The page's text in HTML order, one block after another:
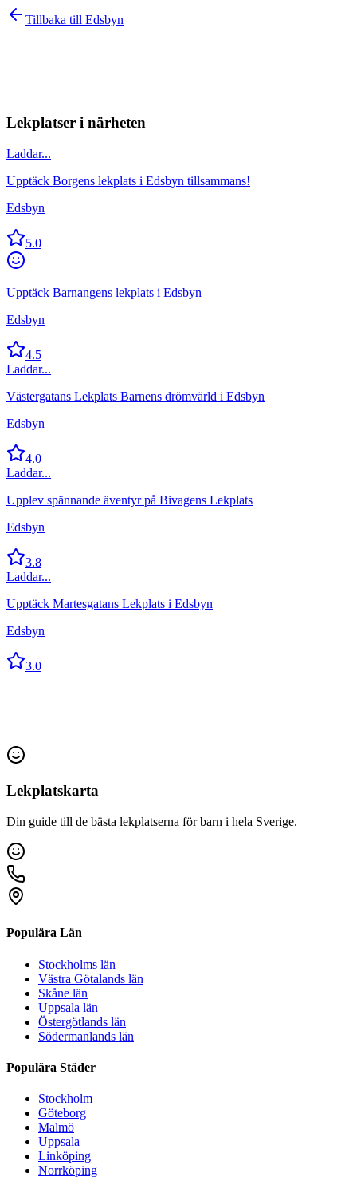
Tillbaka till Edsbyn
Lekplatser i närheten
Laddar...
Upptäck Borgens lekplats i Edsbyn tillsammans!
Edsbyn
5.0
Upptäck Barnangens lekplats i Edsbyn
Edsbyn
4.5
Laddar...
Västergatans Lekplats Barnens drömvärld i Edsbyn
Edsbyn
4.0
Laddar...
Upplev spännande äventyr på Bivagens Lekplats
Edsbyn
3.8
Laddar...
Upptäck Martesgatans Lekplats i Edsbyn
Edsbyn
3.0
Lekplatskarta
Din guide till de bästa lekplatserna för barn i hela Sverige.
Populära Län
Stockholms län
Västra Götalands län
Skåne län
Uppsala län
Östergötlands län
Södermanlands län
Populära Städer
Stockholm
Göteborg
Malmö
Uppsala
Linköping
Norrköping